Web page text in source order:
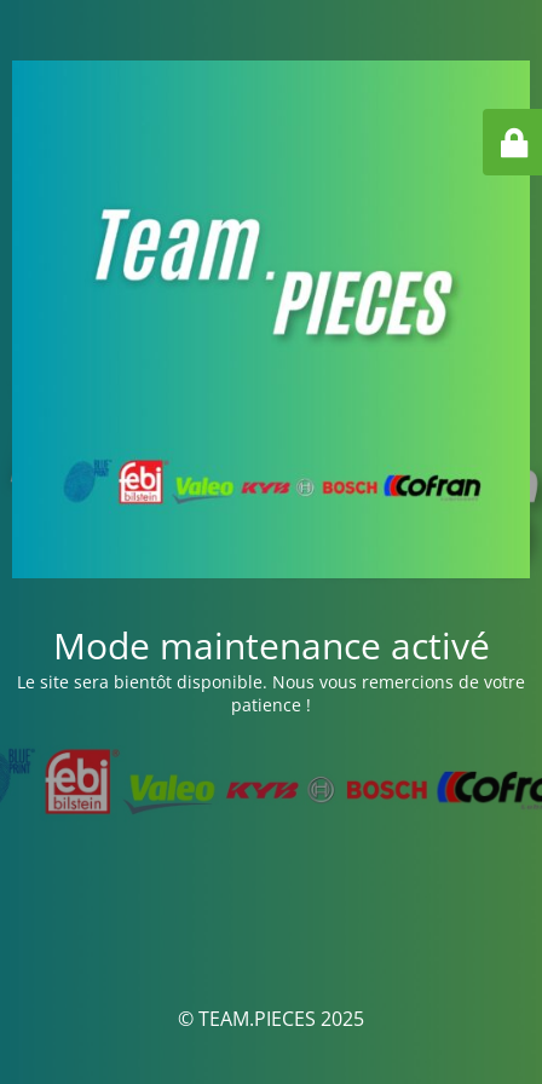
Mode maintenance activé
Le site sera bientôt disponible. Nous vous remercions de votre
patience !
© TEAM.PIECES 2025